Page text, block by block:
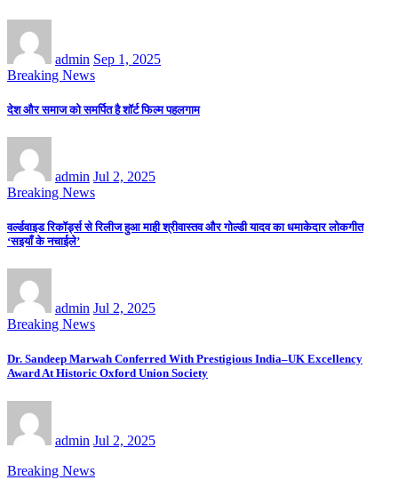
admin Sep 1, 2025
Breaking News
देश और समाज को समर्पित है शॉर्ट फिल्म पहलगाम
admin Jul 2, 2025
Breaking News
वर्ल्डवाइड रिकॉर्ड्स से रिलीज हुआ माही श्रीवास्तव और गोल्डी यादव का धमाकेदार लोकगीत
‘सइयाँ के नचाईले’
admin Jul 2, 2025
Breaking News
Dr. Sandeep Marwah Conferred With Prestigious India–UK Excellency
Award At Historic Oxford Union Society
admin Jul 2, 2025
Breaking News